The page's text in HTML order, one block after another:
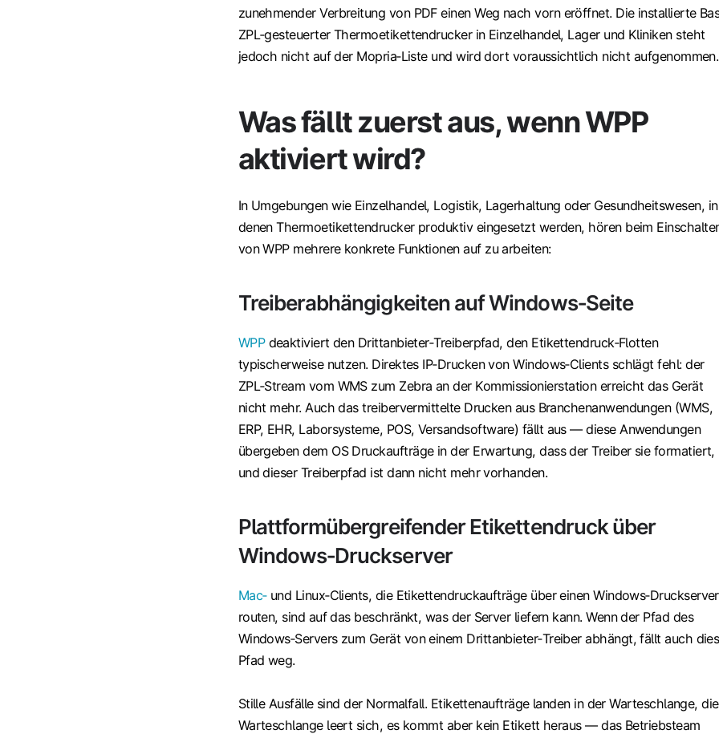
zunehmender Verbreitung von PDF einen Weg nach vorn eröffnet. Die installierte
ZPL‑gesteuerter Thermoetikettendrucker in Einzelhandel, Lager und Kliniken steht
jedoch nicht auf der Mopria‑Liste und wird dort voraussichtlich nicht aufgenommen.
Was fällt zuerst aus, wenn WPP
aktiviert wird?
In Umgebungen wie Einzelhandel, Logistik, Lagerhaltung oder Gesundheitswesen, in
denen Thermoetikettendrucker produktiv eingesetzt werden, hören beim
von WPP mehrere konkrete Funktionen auf zu arbeiten:
Treiberabhängigkeiten auf Windows‑Seite
WPPdeaktiviert den Drittanbieter‑Treiberpfad, den Etikettendruck‑Flotten
typischerweise nutzen. Direktes IP‑Drucken von Windows‑Clients schlägt fehl: der
ZPL‑Stream vom WMS zum Zebra an der Kommissionierstation erreicht das Gerät
nicht mehr. Auch das treibervermittelte Drucken aus Branchenanwendungen (WMS,
ERP, EHR, Laborsysteme, POS, Versandsoftware) fällt aus — diese Anwendungen
übergeben dem OS Druckaufträge in der Erwartung, dass der Treiber sie formatiert,
und dieser Treiberpfad ist dann nicht mehr vorhanden.
Plattformübergreifender Etikettendruck über
Windows‑Druckserver
Mac‑und Linux‑Clients, die Etikettendruckaufträge über einen Windows‑Druckserver
routen, sind auf das beschränkt, was der Server liefern kann. Wenn der Pfad des
Windows‑Servers zum Gerät von einem Drittanbieter‑Treiber abhängt, fällt auch
Pfad weg.
Stille Ausfälle sind der Normalfall. Etikettenaufträge landen in der Warteschlange, die
Warteschlange leert sich, es kommt aber kein Etikett heraus — das Betriebsteam